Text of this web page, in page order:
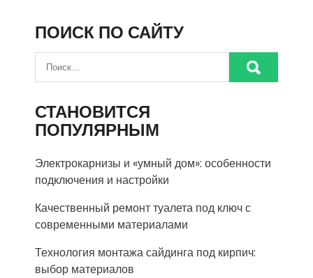
ПОИСК ПО САЙТУ
СТАНОВИТСЯ
ПОПУЛЯРНЫМ
Электрокарнизы и «умный дом»: особенности
подключения и настройки
Качественный ремонт туалета под ключ с
современными материалами
Технология монтажа сайдинга под кирпич:
выбор материалов